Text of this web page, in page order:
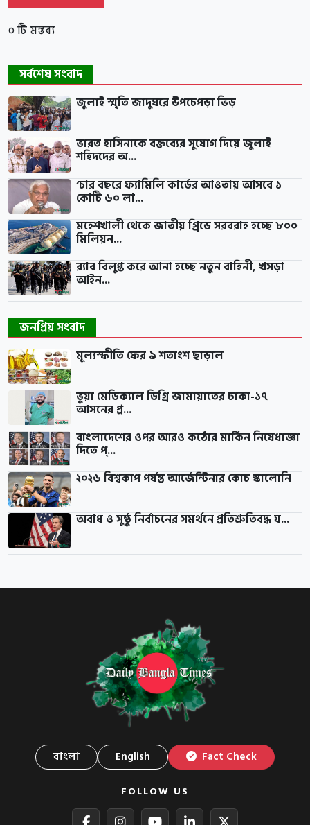
০ টি মন্তব্য
সর্বশেষ সংবাদ
জুলাই স্মৃতি জাদুঘরে উপচেপড়া ভিড়
ভারত হাসিনাকে বক্তব্যের সুযোগ দিয়ে জুলাই
শহিদদের অ...
‘চার বছরে ফ্যামিলি কার্ডের আওতায় আসবে ১
কোটি ৬০ লা...
মহেশখালী থেকে জাতীয় গ্রিডে সরবরাহ হচ্ছে ৮০০
মিলিয়ন...
র‍্যাব বিলুপ্ত করে আনা হচ্ছে নতুন বাহিনী, খসড়া
আইন...
জনপ্রিয় সংবাদ
মূল্যস্ফীতি ফের ৯ শতাংশ ছাড়াল
ভুয়া মেডিক্যাল ডিগ্রি জামায়াতের ঢাকা-১৭
আসনের প্র...
বাংলাদেশের ওপর আরও কঠোর মার্কিন নিষেধাজ্ঞা
দিতে প্...
২০২৬ বিশ্বকাপ পর্যন্ত আর্জেন্টিনার কোচ স্কালোনি
অবাধ ও সুষ্ঠু নির্বাচনের সমর্থনে প্রতিশ্রুতিবদ্ধ য...
বাংলা English Fact Check
FOLLOW US